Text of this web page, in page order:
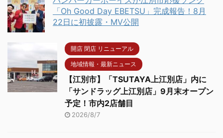
「Oh Good Day EBETSU」完成報告！8月
22日に初披露・MV公開
開店 閉店 リニューアル
地域情報・最新ニュース
【江別市】「TSUTAYA上江別店」内に
「サンドラッグ上江別店」9月末オープン
予定！市内2店舗目
2026/8/7